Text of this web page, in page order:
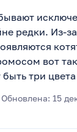
редки. Из-
вот
три
Обновлена: 15